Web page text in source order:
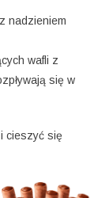
nadzieniem
wafli z
się w
cieszyć się